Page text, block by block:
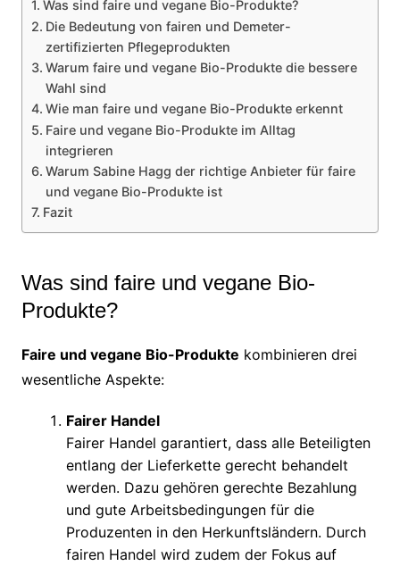
Was sind faire und vegane Bio-Produkte?
Die Bedeutung von fairen und Demeter-
zertifizierten Pflegeprodukten
Warum faire und vegane Bio-Produkte die bessere
Wahl sind
Wie man faire und vegane Bio-Produkte erkennt
Faire und vegane Bio-Produkte im Alltag
integrieren
Warum Sabine Hagg der richtige Anbieter für faire
und vegane Bio-Produkte ist
Fazit
Was sind faire und vegane Bio-
Produkte?
Faire und vegane Bio-Produkte kombinieren drei
wesentliche Aspekte:
Fairer Handel
Fairer Handel garantiert, dass alle Beteiligten
entlang der Lieferkette gerecht behandelt
werden. Dazu gehören gerechte Bezahlung
und gute Arbeitsbedingungen für die
Produzenten in den Herkunftsländern. Durch
fairen Handel wird zudem der Fokus auf